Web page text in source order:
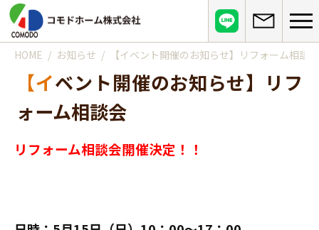
コモドホームについて
コモドホームの特長
リピート率70%超の理由
挑戦！地域No.1
コモドホームの実績
お客様の声
お役立ち情報
リフォームに必要な知識
HOME お知らせ 【イベント開催のお知らせ】リフォーム相談会
【イベント開催のお知らせ】リフ
ォーム相談会
リフォーム相談会開催決定！！